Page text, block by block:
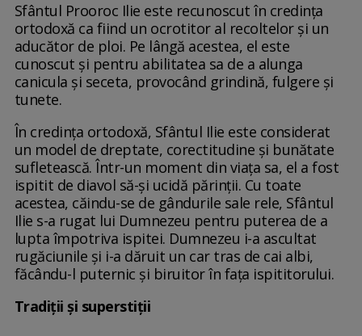
Sfântul Prooroc Ilie este recunoscut în credința
ortodoxă ca fiind un ocrotitor al recoltelor și un
aducător de ploi. Pe lângă acestea, el este
cunoscut și pentru abilitatea sa de a alunga
canicula și seceta, provocând grindină, fulgere și
tunete.
În credința ortodoxă, Sfântul Ilie este considerat
un model de dreptate, corectitudine și bunătate
sufletească. Într-un moment din viața sa, el a fost
ispitit de diavol să-și ucidă părinții. Cu toate
acestea, căindu-se de gândurile sale rele, Sfântul
Ilie s-a rugat lui Dumnezeu pentru puterea de a
lupta împotriva ispitei. Dumnezeu i-a ascultat
rugăciunile și i-a dăruit un car tras de cai albi,
făcându-l puternic și biruitor în fața ispititorului.
Tradiţii şi superstiţii